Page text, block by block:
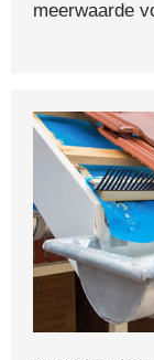
meerwaarde